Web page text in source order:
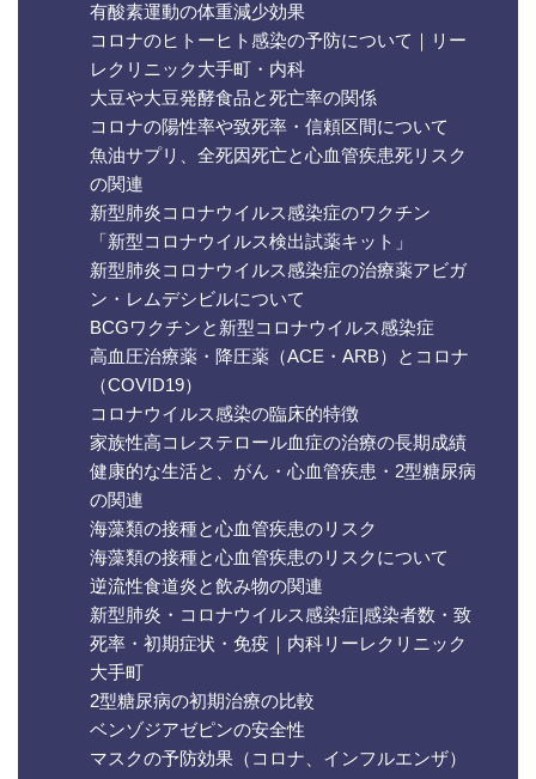
有酸素運動の体重減少効果
コロナのヒトーヒト感染の予防について｜リー
レクリニック大手町・内科
大豆や大豆発酵食品と死亡率の関係
コロナの陽性率や致死率・信頼区間について
魚油サプリ、全死因死亡と心血管疾患死リスク
の関連
新型肺炎コロナウイルス感染症のワクチン
「新型コロナウイルス検出試薬キット」
新型肺炎コロナウイルス感染症の治療薬アビガ
ン・レムデシビルについて
BCGワクチンと新型コロナウイルス感染症
高血圧治療薬・降圧薬（ACE・ARB）とコロナ
（COVID19）
コロナウイルス感染の臨床的特徴
家族性高コレステロール血症の治療の長期成績
健康的な生活と、がん・心血管疾患・2型糖尿病
の関連
海藻類の接種と心血管疾患のリスク
海藻類の接種と心血管疾患のリスクについて
逆流性食道炎と飲み物の関連
新型肺炎・コロナウイルス感染症|感染者数・致
死率・初期症状・免疫｜内科リーレクリニック
大手町
2型糖尿病の初期治療の比較
ベンゾジアゼピンの安全性
マスクの予防効果（コロナ、インフルエンザ）